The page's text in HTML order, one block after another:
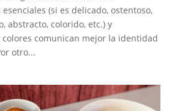
(si es delicado, ostentoso,
abstracto, colorido, etc.) y
comunican mejor la identidad
otro...